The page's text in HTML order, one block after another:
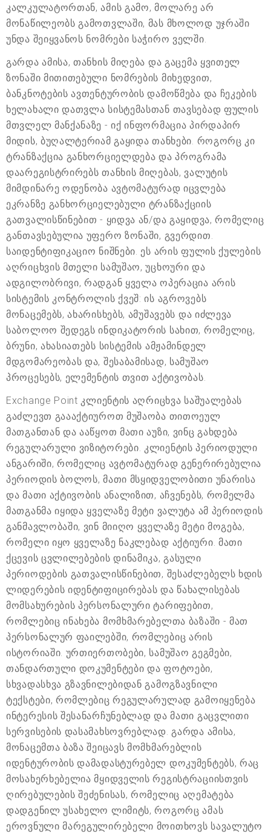
კალკულატორთან, ამის გამო, მოლარე არ
მონაწილეობს გამოთვლაში, მას მხოლოდ უჯრაში
უნდა შეიყვანოს ნომრები საჭირო ველში.
გარდა ამისა, თანხის მიღება და გაცემა ყვითელ
ზონაში მითითებული ნომრების მიხედვით,
ბანკნოტების ავთენტურობის დამოწმება და ჩეკების
ხელახალი დათვლა სისტემასთან თავსებად ფულის
მთვლელ მანქანაზე - იქ ინფორმაცია პირდაპირ
მიდის, ბუღალტერიამ გაყიდა თანხები. როგორც კი
ტრანზაქცია განხორციელდება და პროგრამა
დაარეგისტრირებს თანხის მიღებას, ვალუტის
მიმდინარე ოდენობა ავტომატურად იცვლება
ეკრანზე განხორციელებული ტრანზაქციის
გათვალისწინებით - ყიდვა ან/და გაყიდვა, რომელიც
განთავსებულია უფერო ზონაში, გვერდით.
საიდენტიფიკაციო ნიშნები. ეს არის ფულის ქულების
აღრიცხვის მთელი სამუშაო, უცხოური და
ადგილობრივი, რადგან ყველა ოპერაცია არის
სისტემის კონტროლის ქვეშ: ის აგროვებს
მონაცემებს, ახარისხებს, ამუშავებს და იძლევა
საბოლოო შედეგს ინდიკატორის სახით, რომელიც,
ბრუნი, ახასიათებს სისტემის ამჟამინდელ
მდგომარეობას და, შესაბამისად, სამუშაო
პროცესებს, ელემენტის თვით აქტივობას.
Exchange Point კლიენტის აღრიცხვა საშუალებას
გაძლევთ გაააქტიუროთ მუშაობა თითოეულ
მათგანთან და ააწყოთ მათი აუზი, ვინც გახდება
რეგულარული ვიზიტორები. კლიენტის პერიოდული
ანგარიში, რომელიც ავტომატურად გენერირებულია
პერიოდის ბოლოს, მათი მსყიდველობითი უნარისა
და მათი აქტივობის ანალიზით, აჩვენებს, რომელმა
მათგანმა იყიდა ყველაზე მეტი ვალუტა ამ პერიოდის
განმავლობაში, ვინ მიიღო ყველაზე მეტი მოგება,
რომელი იყო ყველაზე ნაკლებად აქტიური. მათი
ქცევის ცვლილებების დინამიკა, გასული
პერიოდების გათვალისწინებით, შესაძლებელს ხდის
ლიდერების იდენტიფიცირებას და წახალისებას
მომსახურების პერსონალური ტარიფებით,
რომლებიც ინახება მომხმარებელთა ბაზაში - მათ
პერსონალურ ფაილებში, რომლებიც არის
ისტორიაში. ურთიერთობები, სამუშაო გეგმები,
თანდართული დოკუმენტები და ფოტოები,
სხვადასხვა გზავნილებიდან გამოგზავნილი
ტექსტები, რომლებიც რეგულარულად გამოიყენება
ინტერესის შესანარჩუნებლად და მათი გაცვლითი
სერვისების დასამახსოვრებლად. გარდა ამისა,
მონაცემთა ბაზა შეიცავს მომხმარებლის
იდენტურობის დამადასტურებელ დოკუმენტებს, რაც
მოსახერხებელია მყიდველის რეგისტრაციისთვის
ღირებულების შეძენისას, რომელიც აღემატება
დადგენილ უსახელო ლიმიტს, როგორც ამას
ეროვნული მარეგულირებელი მოითხოვს სავალუტო